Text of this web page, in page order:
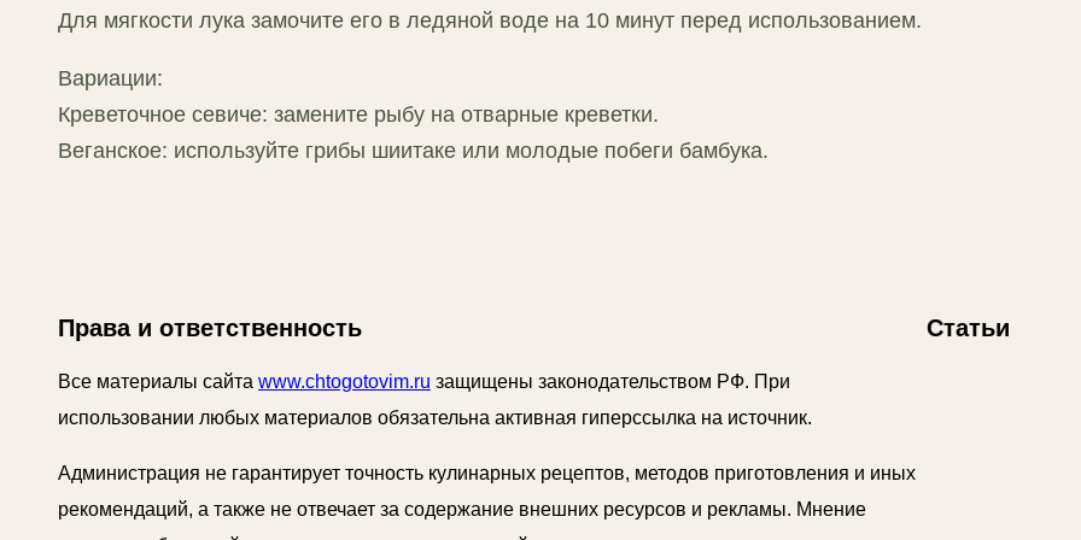
Для мягкости лука замочите его в ледяной воде на 10 минут перед использованием.
Вариации:
Креветочное севиче: замените рыбу на отварные креветки.
Веганское: используйте грибы шиитаке или молодые побеги бамбука.
Права и ответственность
Все материалы сайта www.chtogotovim.ru защищены законодательством РФ. При
использовании любых материалов обязательна активная гиперссылка на источник.
Администрация не гарантирует точность кулинарных рецептов, методов приготовления и иных
рекомендаций, а также не отвечает за содержание внешних ресурсов и рекламы. Мнение
Статьи